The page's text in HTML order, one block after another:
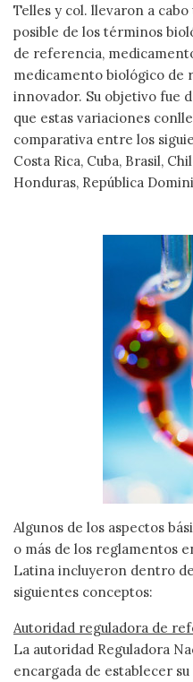
Telles y col. llevaron a
posible de los términos
de referencia,
medicamento biológico de
innovador. Su objetivo fue
que estas variaciones
comparativa entre los
Costa Rica, Cuba, Brasil,
Honduras, República
Algunos de los aspectos
o más de los reglamentos
Latina incluyeron dentro
siguientes conceptos:
Autoridad reguladora de
La autoridad Reguladora
encargada de establecer